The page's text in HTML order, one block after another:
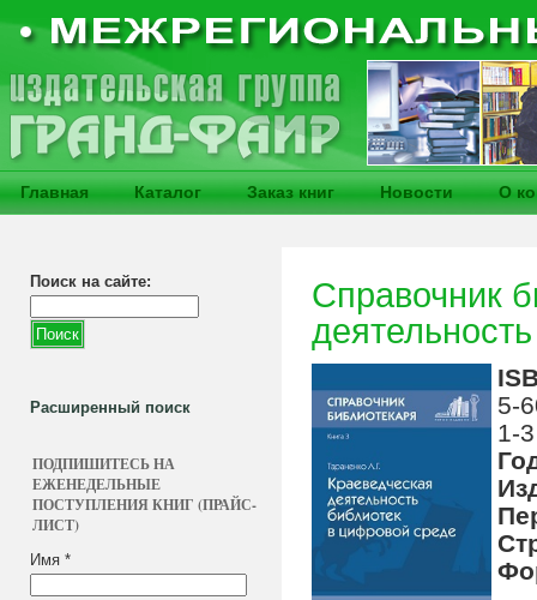
Главная Каталог Заказ книг Новости О
Поиск на сайте:
Расширенный поиск
ПОДПИШИТЕСЬ НА
ЕЖЕНЕДЕЛЬНЫЕ
ПОСТУПЛЕНИЯ КНИГ (ПРАЙС-
ЛИСТ)
Имя *
Справочник
5-
1-3